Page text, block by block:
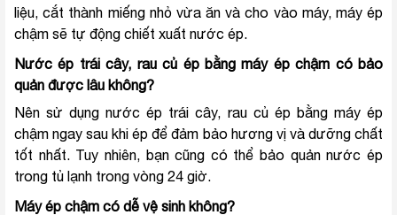
liệu, cắt thành miếng nhỏ vừa ăn và cho vào máy, máy ép
chậm sẽ tự động chiết xuất nước ép.
Nước ép trái cây, rau củ ép bằng máy ép chậm có bảo
quản được lâu không?
Nên sử dụng nước ép trái cây, rau củ ép bằng máy ép
chậm ngay sau khi ép để đảm bảo hương vị và dưỡng chất
tốt nhất. Tuy nhiên, bạn cũng có thể bảo quản nước ép
trong tủ lạnh trong vòng 24 giờ.
Máy ép chậm có dễ vệ sinh không?